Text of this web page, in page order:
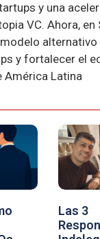
y una
VC. Ahora, en
alternativo
y fortalecer el
América Latina
Las 3